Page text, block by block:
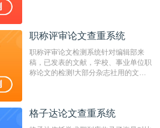
检测速度快、精度高，市场反映良好。
职称评审论文查重系统
职称评审论文检测系统针对编辑部来
稿，已发表的文献，学校、事业单位职
称论文的检测!大部分杂志社用的文献
编辑部检测来稿和已发表的文献,检测
格子达论文查重系统